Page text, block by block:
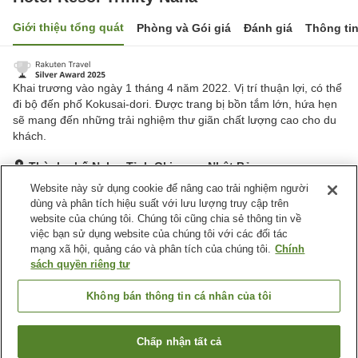
Giới thiệu tổng quát Phòng và Gói giá Đánh giá Thông
Khai trương vào ngày 1 tháng 4 năm 2022. Vị trí thuận lợi, có thể
đi bộ đến phố Kokusai-dori. Được trang bị bồn tắm lớn, hứa hẹn
sẽ mang đến những trải nghiệm thư giãn chất lượng cao cho du
khách.
Thành phố Naha, Tỉnh Okinawa, Nhật Bản
Hiển thị trên bản đồ
Tuyệt vời Đánh giá:934 lượt
Tiện nghi chỗ nghỉ
Bãi đỗ xe
Nhà hàng
Máy bán hàng tự động
Giặt ủi có phí
Tỉnh Okinawa
Tìm phòng trống
Website này sử dụng cookie để nâng cao trải nghiệm người
dùng và phân tích hiệu suất với lưu lượng truy cập trên
website của chúng tôi. Chúng tôi cũng chia sẻ thông tin về
việc bạn sử dụng website của chúng tôi với các đối tác
mạng xã hội, quảng cáo và phân tích của chúng tôi. Chính
sách quyền riêng tư
Không bán thông tin cá nhân của tôi
Chấp nhận tất cả